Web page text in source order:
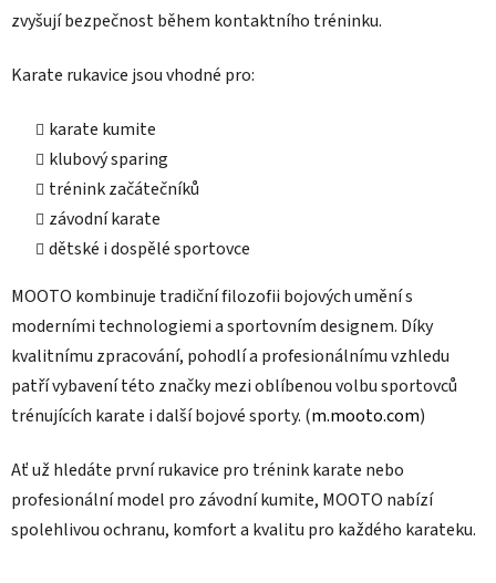
zvyšují bezpečnost během kontaktního tréninku.
Karate rukavice jsou vhodné pro:
karate kumite
klubový sparing
trénink začátečníků
závodní karate
dětské i dospělé sportovce
MOOTO kombinuje tradiční filozofii bojových umění s
moderními technologiemi a sportovním designem. Díky
kvalitnímu zpracování, pohodlí a profesionálnímu vzhledu
patří vybavení této značky mezi oblíbenou volbu sportovců
trénujících karate i další bojové sporty. (m.mooto.com)
Ať už hledáte první rukavice pro trénink karate nebo
profesionální model pro závodní kumite, MOOTO nabízí
spolehlivou ochranu, komfort a kvalitu pro každého karateku.